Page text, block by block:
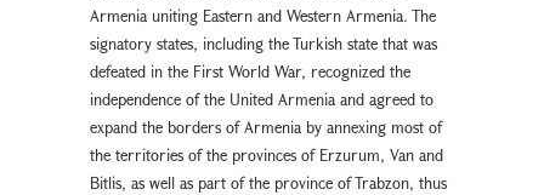
Armenia uniting Eastern and Western Armenia. The
signatory states, including the Turkish state that was
defeated in the First World War, recognized the
independence of the United Armenia and agreed to
expand the borders of Armenia by annexing most of
the territories of the provinces of Erzurum, Van and
Bitlis, as well as part of the province of Trabzon, thus